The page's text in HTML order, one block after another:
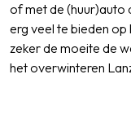
of met de (huur)auto
erg veel te bieden op
zeker de moeite de
het overwinteren